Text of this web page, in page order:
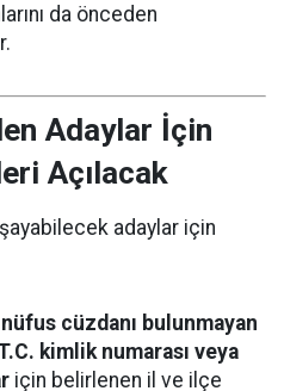
da önceden
Adaylar İçin
Açılacak
adaylar için
cüzdanı bulunmayan
kimlik numarası veya
için belirlenen il ve ilçe